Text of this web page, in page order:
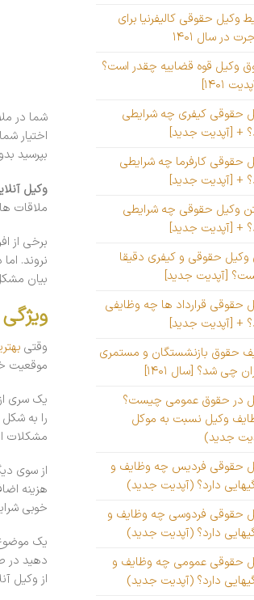
وکیل حقوقی کالیفرنیا برای
در سال ۱۴۰۱
وکیل قوه قضاییه چقدر است؟
۱۴۰۱]
حقوقی کیفری چه شرایطی
+ [آپدیت جدید]
حقوقی کارفرما چه شرایطی
+ [آپدیت جدید]
وکیل حقوقی چه شرایطی
+ [آپدیت جدید]
وکیل حقوقی و کیفری دقیقا
[آپدیت جدید]
حقوقی قرارداد ها چه وظایفی
+ [آپدیت جدید]
حقوق بازنشستگان و مستمری
چی شد؟ [سال ۱۴۰۱]
در حقوق عمومی چیست؟
وکیل نسبت به موکل
جدید)
حقوقی فردیس چه وظایف و
دارد؟ (آپدیت جدید)
حقوقی فردوسی چه وظایف و
دارد؟ (آپدیت جدید)
حقوقی عمومی چه وظایف و
دارد؟ (آپدیت جدید)
شما در
اختیار
بپرسید
وکیل
ملاقات
برخی از
نروند.
بیان
وقتی
موقعیت
یک سری
را به
مشکلات
از سوی
هزینه
خوبی
یک
دهید در
از وکیل